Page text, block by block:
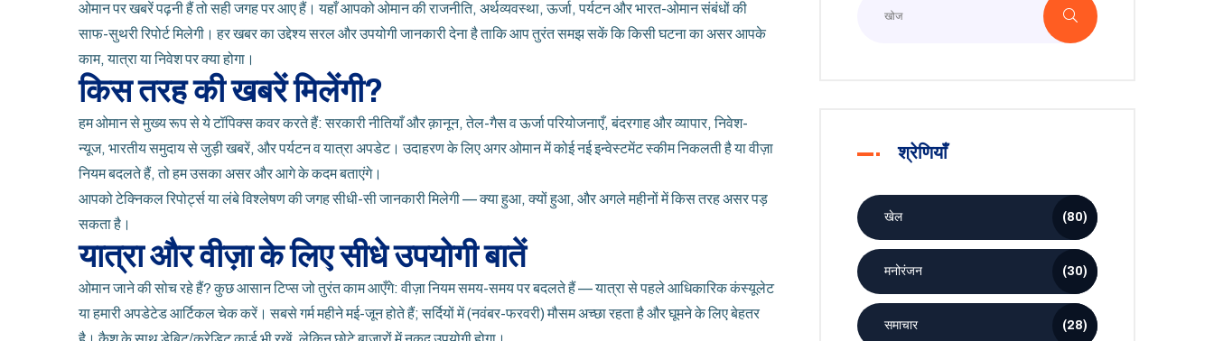
ओमान पर खबरें पढ़नी हैं तो सही जगह पर आए हैं। यहाँ आपको ओमान की राजनीति, अर्थव्यवस्था, ऊर्जा, पर्यटन और भारत-ओमान संबंधों की
साफ-सुथरी रिपोर्ट मिलेगी। हर खबर का उद्देश्य सरल और उपयोगी जानकारी देना है ताकि आप तुरंत समझ सकें कि किसी घटना का असर आपके
काम, यात्रा या निवेश पर क्या होगा।
किस तरह की खबरें मिलेंगी?
हम ओमान से मुख्य रूप से ये टॉपिक्स कवर करते हैं: सरकारी नीतियाँ और क़ानून, तेल-गैस व ऊर्जा परियोजनाएँ, बंदरगाह और व्यापार, निवेश-
न्यूज, भारतीय समुदाय से जुड़ी खबरें, और पर्यटन व यात्रा अपडेट। उदाहरण के लिए अगर ओमान में कोई नई इन्वेस्टमेंट स्कीम निकलती है या वीज़ा
नियम बदलते हैं, तो हम उसका असर और आगे के कदम बताएंगे।
आपको टेक्निकल रिपोर्ट्स या लंबे विश्लेषण की जगह सीधी-सी जानकारी मिलेगी — क्या हुआ, क्यों हुआ, और अगले महीनों में किस तरह असर पड़
सकता है।
यात्रा और वीज़ा के लिए सीधे उपयोगी बातें
ओमान जाने की सोच रहे हैं? कुछ आसान टिप्स जो तुरंत काम आएँगे: वीज़ा नियम समय-समय पर बदलते हैं — यात्रा से पहले आधिकारिक कंस्यूलेट
या हमारी अपडेटेड आर्टिकल चेक करें। सबसे गर्म महीने मई-जून होते हैं; सर्दियों में (नवंबर-फरवरी) मौसम अच्छा रहता है और घूमने के लिए बेहतर
श्रेणियाँ
खेल (80)
मनोरंजन (30)
समाचार (28)